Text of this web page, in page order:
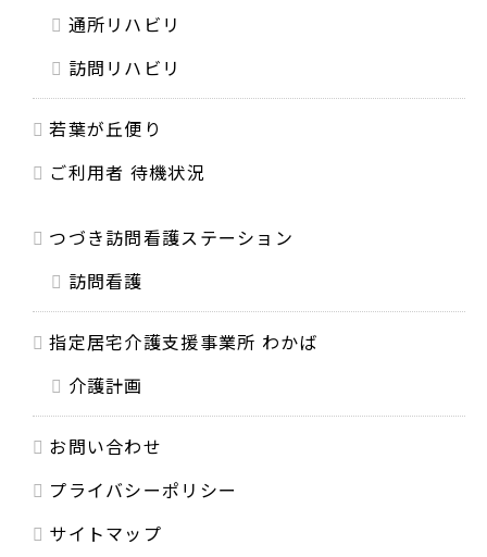
通所リハビリ
訪問リハビリ
若葉が丘便り
ご利用者 待機状況
つづき訪問看護ステーション
訪問看護
指定居宅介護支援事業所 わかば
介護計画
お問い合わせ
プライバシーポリシー
サイトマップ